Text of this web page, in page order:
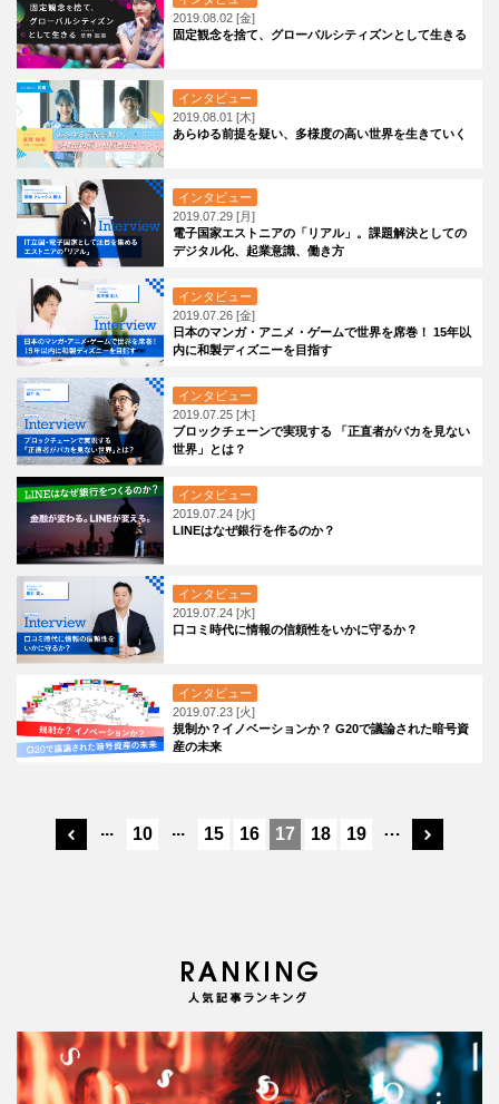
2019.08.02 [金]
固定観念を捨て、グローバルシティズンとして生きる
インタビュー
2019.08.01 [木]
あらゆる前提を疑い、多様度の高い世界を生きていく
インタビュー
2019.07.29 [月]
電子国家エストニアの「リアル」。課題解決としての
デジタル化、起業意識、働き方
インタビュー
2019.07.26 [金]
日本のマンガ・アニメ・ゲームで世界を席巻！ 15年以
内に和製ディズニーを目指す
インタビュー
2019.07.25 [木]
ブロックチェーンで実現する 「正直者がバカを見ない
世界」とは？
インタビュー
2019.07.24 [水]
LINEはなぜ銀行を作るのか？
インタビュー
2019.07.24 [水]
口コミ時代に情報の信頼性をいかに守るか？
インタビュー
2019.07.23 [火]
規制か？イノベーションか？ G20で議論された暗号資
産の未来
... 10 ... 15 16 17 18 19 …